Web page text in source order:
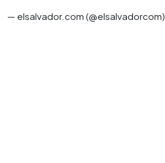
— elsalvador.com (@elsalvadorcom)